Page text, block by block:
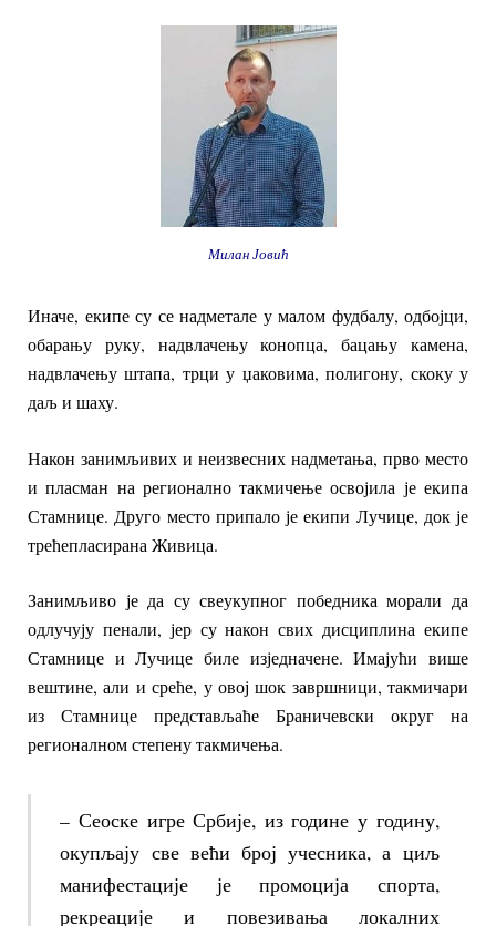
Милан Јовић
Иначе, екипе су се надметале у малом фудбалу, одбојци,
обарању руку, надвлачењу конопца, бацању камена,
надвлачењу штапа, трци у џаковима, полигону, скоку у
даљ и шаху.
Након занимљивих и неизвесних надметања, прво место
и пласман на регионално такмичење освојила је екипа
Стамнице. Друго место припало је екипи Лучице, док је
трећепласирана Живица.
Занимљиво је да су свеукупног победника морали да
одлучују пенали, јер су након свих дисциплина екипе
Стамнице и Лучице биле изједначене. Имајући више
вештине, али и среће, у овој шок завршници, такмичари
из Стамнице представљаће Браничевски округ на
регионалном степену такмичења.
– Сеоске игре Србије, из године у годину,
окупљају све већи број учесника, а циљ
манифестације је промоција спорта,
рекреације и повезивања локалних